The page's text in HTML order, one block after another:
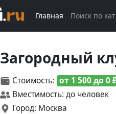
Главная Поиск по
Загородный
Стоимость: от 1 500 до 0
Вместимость: до человек
Город: Москва